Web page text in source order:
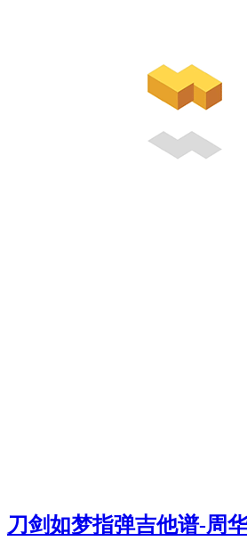
刀剑如梦指弹吉他谱-周